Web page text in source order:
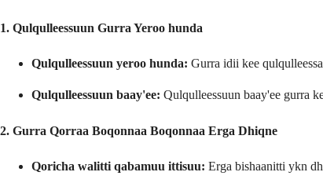
1. Qulqulleessuun Gurra Yeroo hunda
Qulqulleessuun yeroo hunda: Gurra idii kee
Qulqulleessuun baay'ee: Qulqulleessuun baay'ee gurra
2. Gurra Qorraa Boqonnaa Boqonnaa Erga Dhiqne
Qoricha walitti qabamuu ittisuu: Erga bishaanitti ykn